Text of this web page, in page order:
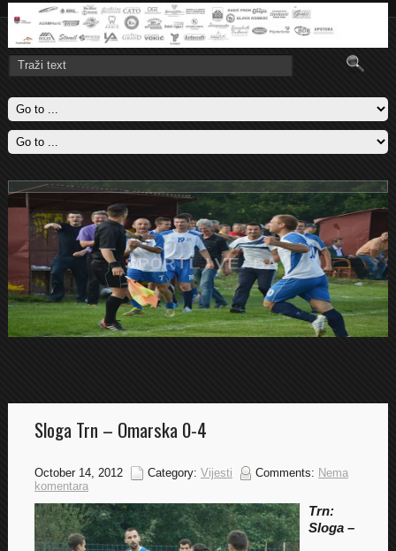
Titula
Omarska je u Banjaluci savladala Budućnost sa 1-0 i obezbjedila titulu
u Regionalnoj ligi zapad
Sloga Trn – Omarska 0-4
October 14, 2012 Category: Vijesti Comments: Nema
komentara
Trn:
Sloga –